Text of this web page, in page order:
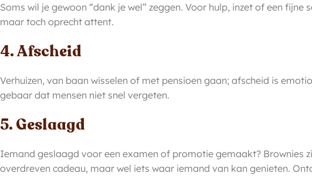
Soms wil je gewoon “dank je wel” zeggen. Voor hulp, inzet of een fijne
maar toch oprecht attent.
4. Afscheid
Verhuizen, van baan wisselen of met pensioen gaan; afscheid is
gebaar dat mensen niet snel vergeten.
5. Geslaagd
Iemand geslaagd voor een examen of promotie gemaakt? Brownies
overdreven cadeau, maar wel iets waar iemand van kan genieten.